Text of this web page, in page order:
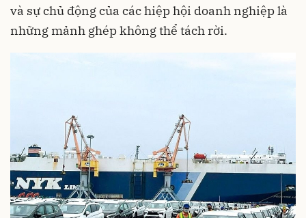
và sự chủ động của các hiệp hội doanh nghiệp là
những mảnh ghép không thể tách rời.